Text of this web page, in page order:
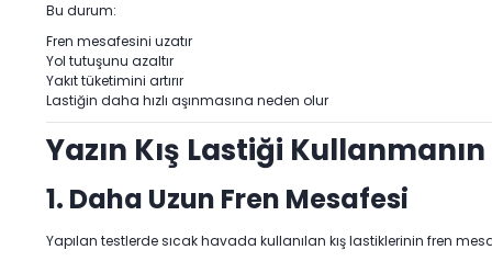
Bu durum:
Fren mesafesini uzatır
Yol tutuşunu azaltır
Yakıt tüketimini artırır
Lastiğin daha hızlı aşınmasına neden olur
Yazın Kış Lastiği
1. Daha Uzun Fren Mesafesi
Yapılan testlerde sıcak havada kullanılan kış lastiklerinin fren